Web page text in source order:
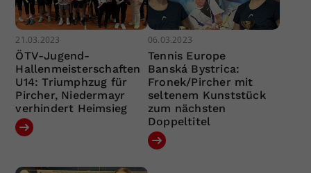
21.03.2023
ÖTV-Jugend-
Hallenmeisterschaften
U14: Triumphzug für
Pircher, Niedermayr
verhindert Heimsieg
06.03.2023
Tennis Europe
Banská Bystrica:
Fronek/Pircher mit
seltenem Kunststück
zum nächsten
Doppeltitel